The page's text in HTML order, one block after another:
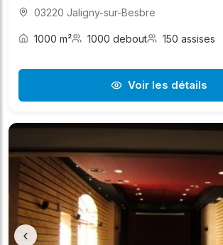
03220 Jaligny-sur-Besbre
1000 m² 1000 debout 150 assises
Voir les détails
‹